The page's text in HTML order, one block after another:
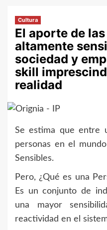
Cultura
El aporte de
altamente
sociedad y
skill
realidad
Se estima que entre
personas en el
Sensibles.
Pero, ¿Qué es una
Es un conjunto de
una mayor
reactividad en el